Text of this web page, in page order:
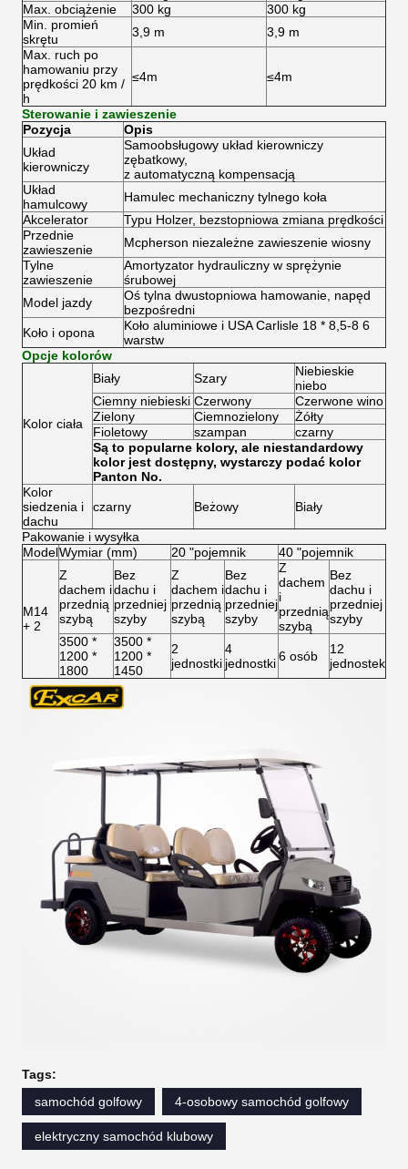
Max. obciążenie 300 kg
300 kg
Min. promień
skrętu
3,9 m
3,9 m
Max. ruch po
hamowaniu przy
prędkości 20 km /
h
≤4m ≤4m
Sterowanie i zawieszenie
Pozycja
Opis
Układ
kierowniczy
Samoobsługowy układ kierowniczy
zębatkowy,
z automatyczną kompensacją
Układ
hamulcowy
Hamulec mechaniczny tylnego koła
Akcelerator
Typu Holzer, bezstopniowa zmiana prędkości
Przednie
zawieszenie
Mcpherson niezależne zawieszenie wiosny
Tylne
zawieszenie
Amortyzator hydrauliczny w sprężynie
śrubowej
Model jazdy
Oś tylna dwustopniowa hamowanie, napęd
bezpośredni
Koło i opona
Koło aluminiowe i USA Carlisle 18 * 8,5-8 6
warstw
Opcje kolorów
Kolor ciała
Biały Szary
Niebieskie
niebo
Ciemny niebieski Czerwony
Czerwone wino
Zielony
Ciemnozielony
Żółty
Fioletowy
szampan
czarny
Są to popularne kolory, ale niestandardowy
kolor jest dostępny, wystarczy podać kolor
Panton No.
Kolor
siedzenia i
dachu
czarny Beżowy Biały
Pakowanie i wysyłka
ModelWymiar (mm) 20 "pojemnik 40 "pojemnik
M14
+ 2
Z
dachem i
przednią
szybą
Bez
dachu i
przedniej
szyby
Z
dachem i
przednią
szybą
Bez
dachu i
przedniej
szyby
Z
dachem
i
przednią
szybą
Bez
dachu i
przedniej
szyby
3500 *
1200 *
1800
3500 *
1200 *
1450
2
jednostki
4
jednostki6 osób
12
jednostek
Tags:
samochód golfowy
4-osobowy samochód golfowy
elektryczny samochód klubowy